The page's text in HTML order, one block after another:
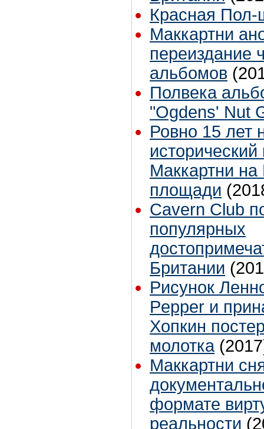
Красная
Маккартни
переиздание
альбомов
Полвека
"Ogdens' Nut
Ровно 15 лет
Маккартни на
площади
Cavern Club
популярных
Британии
Рисунок
Pepper и
Хопкин
молотка
Маккартни
формате
реальности